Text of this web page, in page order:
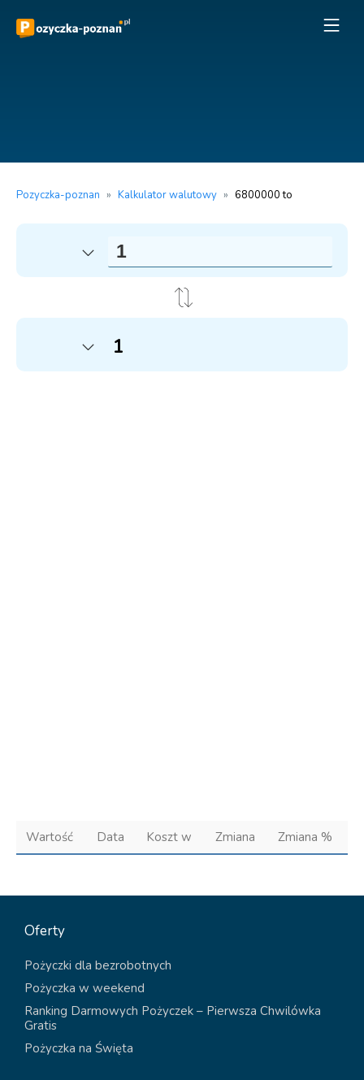
Pozyczka-poznan » Kalkulator walutowy » 6800000 to
1
Wartość Data Koszt w Zmiana Zmiana %
Oferty
Pożyczki dla bezrobotnych
Pożyczka w weekend
Ranking Darmowych Pożyczek – Pierwsza Chwilówka
Gratis
Pożyczka na Święta